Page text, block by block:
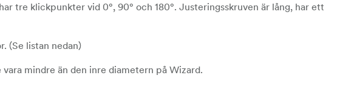
tre klickpunkter vid 0°, 90° och 180°. Justeringsskruven är lång, har ett
(Se listan nedan)
mindre än den inre diametern på Wizard.